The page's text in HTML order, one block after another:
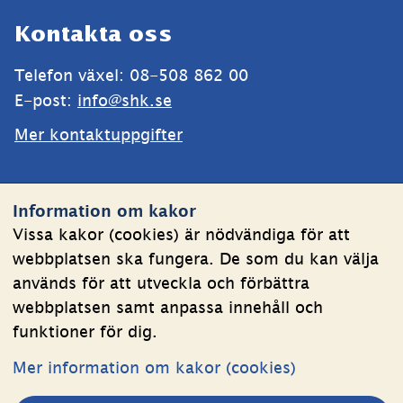
Information om kakor
Vissa kakor (cookies) är nödvändiga för att
webbplatsen ska fungera. De som du kan välja
används för att utveckla och förbättra
webbplatsen samt anpassa innehåll och
funktioner för dig.
Mer information om kakor (cookies)
Kontakta oss
Telefon växel: 08-508 862 00
E-post: info@shk.se
Mer kontaktuppgifter
Om kakor
Behandling av personuppgifter
Tillgänglighetsredogörelse
Följ oss